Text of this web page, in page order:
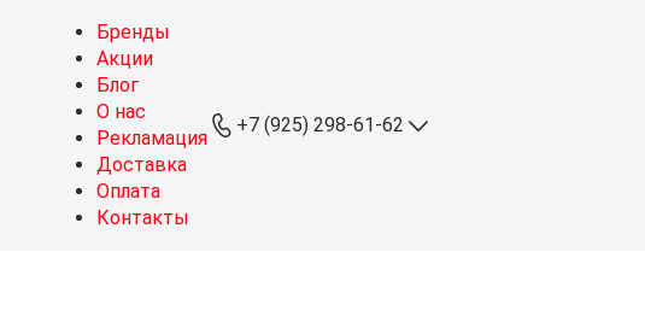
Бренды
Акции
Блог
О нас
Рекламация
Доставка
Оплата
Контакты
+7 (925) 298-61-62